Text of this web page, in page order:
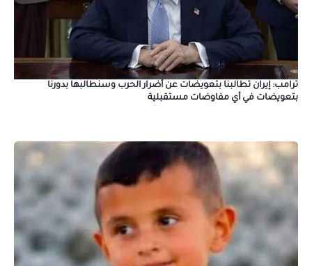
ترامب: إيران تطالبنا بتعويضات عن أضرار الحرب وسنطالبها بدورنا
بتعويضات في أي مفاوضات مستقبلية